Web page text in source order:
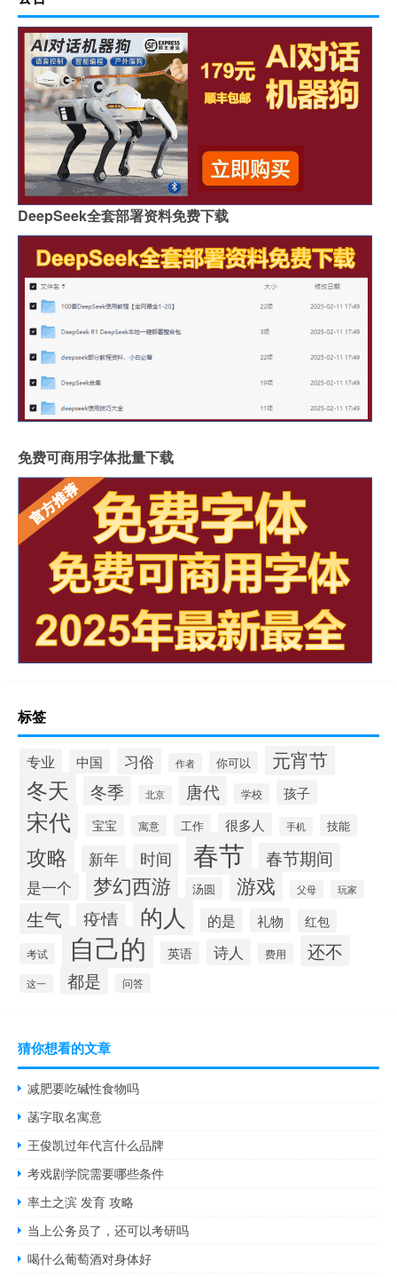
DeepSeek全套部署资料免费下载
免费可商用字体批量下载
标签
专业 中国 习俗 作者 你可以 元宵节
冬天 冬季 北京 唐代 学校 孩子
宋代 宝宝 寓意 工作 很多人 手机 技能
攻略 新年 时间 春节 春节期间
是一个 梦幻西游 汤圆 游戏 父母 玩家
生气 疫情 的人 的是 礼物 红包
考试 自己的 英语 诗人 费用 还不
这一 都是 问答
猜你想看的文章
减肥要吃碱性食物吗
菡字取名寓意
王俊凯过年代言什么品牌
考戏剧学院需要哪些条件
率土之滨 发育 攻略
当上公务员了，还可以考研吗
喝什么葡萄酒对身体好